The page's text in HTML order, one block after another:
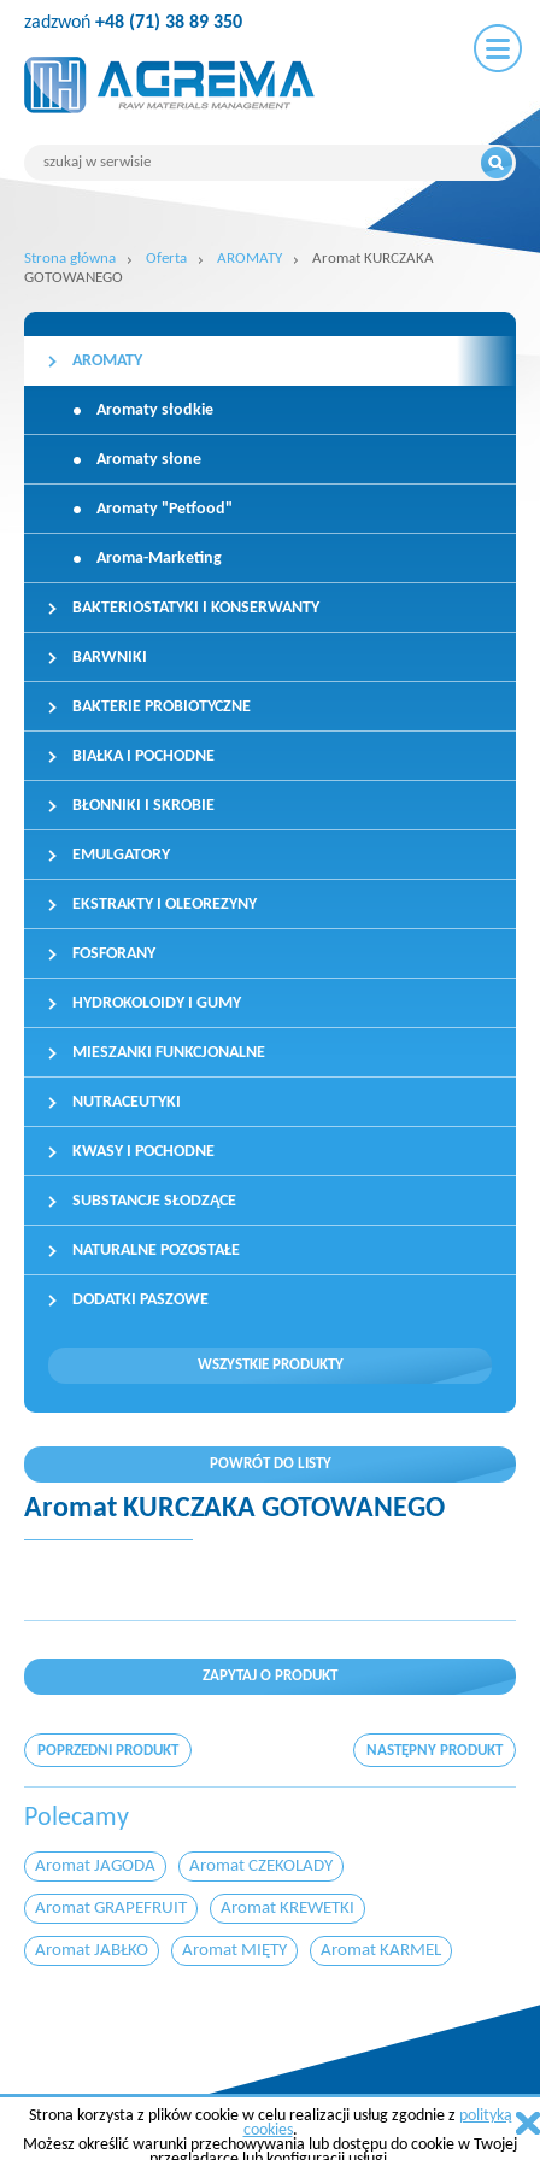
zadzwoń +48 (71) 38 89 350
Strona główna Oferta AROMATY
Aromat KURCZAKA
GOTOWANEGO
AROMATY
Aromaty słodkie
Aromaty słone
Aromaty "Petfood"
Aroma-Marketing
BAKTERIOSTATYKI I KONSERWANTY
BARWNIKI
BAKTERIE PROBIOTYCZNE
BIAŁKA I POCHODNE
BŁONNIKI I SKROBIE
EMULGATORY
EKSTRAKTY I OLEOREZYNY
FOSFORANY
HYDROKOLOIDY I GUMY
MIESZANKI FUNKCJONALNE
NUTRACEUTYKI
KWASY I POCHODNE
SUBSTANCJE SŁODZĄCE
NATURALNE POZOSTAŁE
DODATKI PASZOWE
WSZYSTKIE PRODUKTY
POWRÓT DO LISTY
Aromat KURCZAKA GOTOWANEGO
ZAPYTAJ O PRODUKT
POPRZEDNI PRODUKT NASTĘPNY PRODUKT
Polecamy
Aromat JAGODA Aromat CZEKOLADY
Aromat GRAPEFRUIT Aromat KREWETKI
Aromat JABŁKO Aromat MIĘTY Aromat KARMEL
Copyright © 2015 AGREMA Poland Sp. z o.o.
Created bySkyGroup Sp. z o.o.
Strona korzysta z plików cookie w celu realizacji usług zgodnie z polityką
cookies.
Możesz określić warunki przechowywania lub dostępu do cookie w Twojej